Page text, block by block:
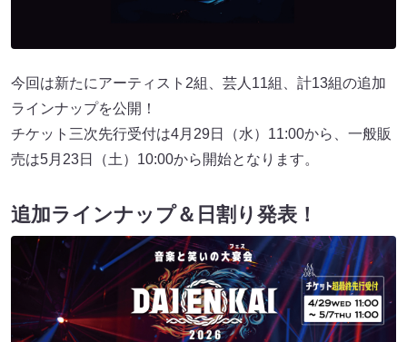
今回は新たにアーティスト2組、芸人11組、計13組の追加
ラインナップを公開！
チケット三次先行受付は4月29日（水）11:00から、一般販
売は5月23日（土）10:00から開始となります。
追加ラインナップ＆日割り発表！